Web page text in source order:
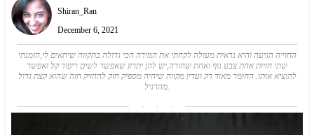
Shiran_Ran
December 6, 2021
החזייה הגיעה והיא נראית מעולה לקחתי את המידה הכי גדולה בתקווה שיתאים לי,הזמנתי
שתי חזיות אחת צבע גוף ואחת שחורה,יש להן יתרון שאפשר לשים ריפוד קל ואפשר
להוציא אותו. החומר מאוד דק ועדין מקווה שיהיה מספיק חזק להחזיק חזה שהוא קצת גדול
מהרגיל.